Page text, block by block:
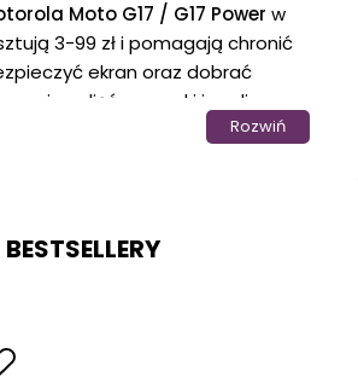
Moto G17 / G17 Power w
3-99 zł i pomagają chronić
ekran oraz dobrać
zdjęć, rozrywki i audio.
się u osób, które używają
Moto G17 / G17
miejsca, które najczęściej
Rozwiń
BESTSELLERY